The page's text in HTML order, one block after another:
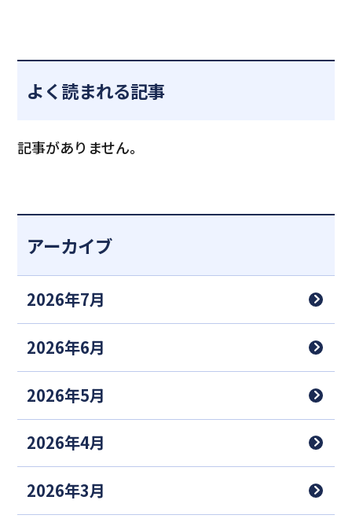
よく読まれる記事
記事がありません。
アーカイブ
2026年7月
2026年6月
2026年5月
2026年4月
2026年3月